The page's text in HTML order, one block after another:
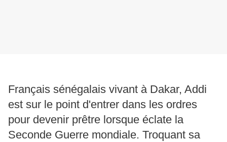
Français sénégalais vivant à Dakar, Addi
est sur le point d'entrer dans les ordres
pour devenir prêtre lorsque éclate la
Seconde Guerre mondiale. Troquant sa